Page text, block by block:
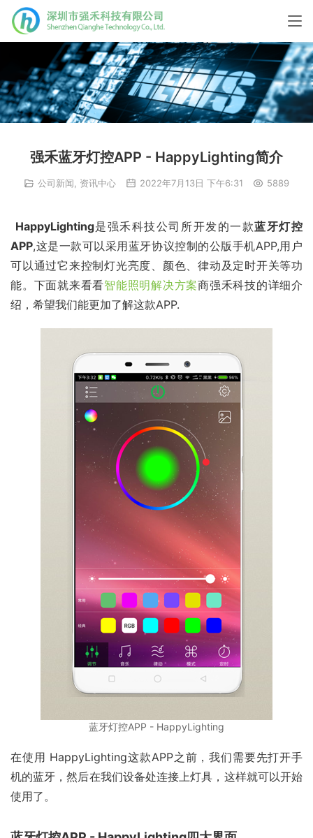
强禾蓝牙灯控APP - HappyLighting简介
公司新闻 资讯中心 2022年7月13日 下午6:31 5889
HappyLighting是强禾科技公司所开发的一款蓝牙灯控
APP,这是一款可以采用蓝牙协议控制的公版手机APP,用户
可以通过它来控制灯光亮度、颜色、律动及定时开关等功
能。下面就来看看智能照明解决方案商强禾科技的详细介
绍，希望我们能更加了解这款APP.
蓝牙灯控APP - HappyLighting
在使用 HappyLighting这款APP之前，我们需要先打开手
机的蓝牙，然后在我们设备处连接上灯具，这样就可以开始
使用了。